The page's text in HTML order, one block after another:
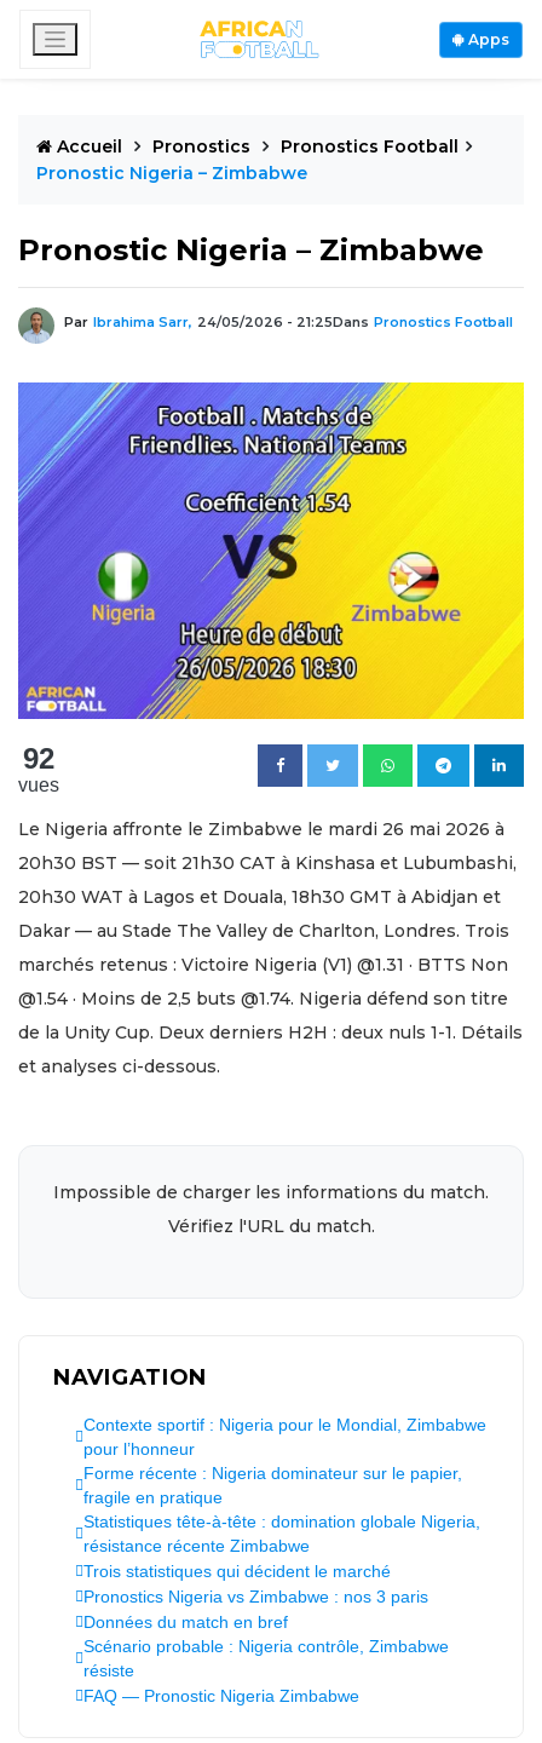
Apps
Accueil Pronostics
Pronostics Football
Pronostic Nigeria – Zimbabwe
Pronostic Nigeria – Zimbabwe
Par Ibrahima Sarr, 24/05/2026 - 21:25Dans Pronostics Football
92
vues
Le Nigeria affronte le Zimbabwe le mardi 26 mai 2026 à
20h30 BST — soit 21h30 CAT à Kinshasa et Lubumbashi,
20h30 WAT à Lagos et Douala, 18h30 GMT à Abidjan et
Dakar — au Stade The Valley de Charlton, Londres. Trois
marchés retenus : Victoire Nigeria (V1) @1.31 · BTTS Non
@1.54 · Moins de 2,5 buts @1.74. Nigeria défend son titre
de la Unity Cup. Deux derniers H2H : deux nuls 1-1. Détails
et analyses ci-dessous.
Impossible de charger les informations du match.
Vérifiez l'URL du match.
NAVIGATION
Contexte sportif : Nigeria pour le Mondial, Zimbabwe
pour l’honneur
Forme récente : Nigeria dominateur sur le papier,
fragile en pratique
Statistiques tête-à-tête : domination globale Nigeria,
résistance récente Zimbabwe
Trois statistiques qui décident le marché
Pronostics Nigeria vs Zimbabwe : nos 3 paris
Données du match en bref
Scénario probable : Nigeria contrôle, Zimbabwe
résiste
FAQ — Pronostic Nigeria Zimbabwe